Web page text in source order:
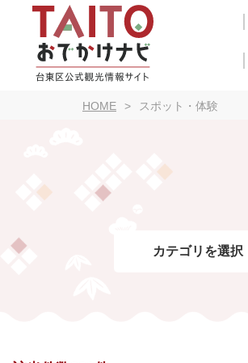
HOME スポット・体験
カテゴリを選択